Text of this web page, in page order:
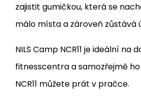
zajistit gumičkou, která se
málo místa a zároveň zůstává
NILS Camp NCR11 je ideální
fitnesscentra a samozřejmě
NCR11 můžete prát v pračce.